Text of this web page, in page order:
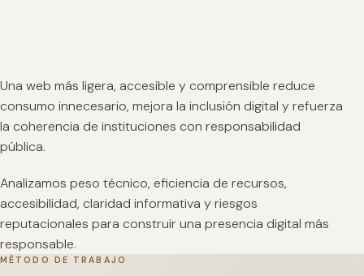
Una web más ligera, accesible y comprensible reduce
consumo innecesario, mejora la inclusión digital y refuerza
la coherencia de instituciones con responsabilidad
pública.
Analizamos peso técnico, eficiencia de recursos,
accesibilidad, claridad informativa y riesgos
reputacionales para construir una presencia digital más
responsable.
MÉTODO DE TRABAJO